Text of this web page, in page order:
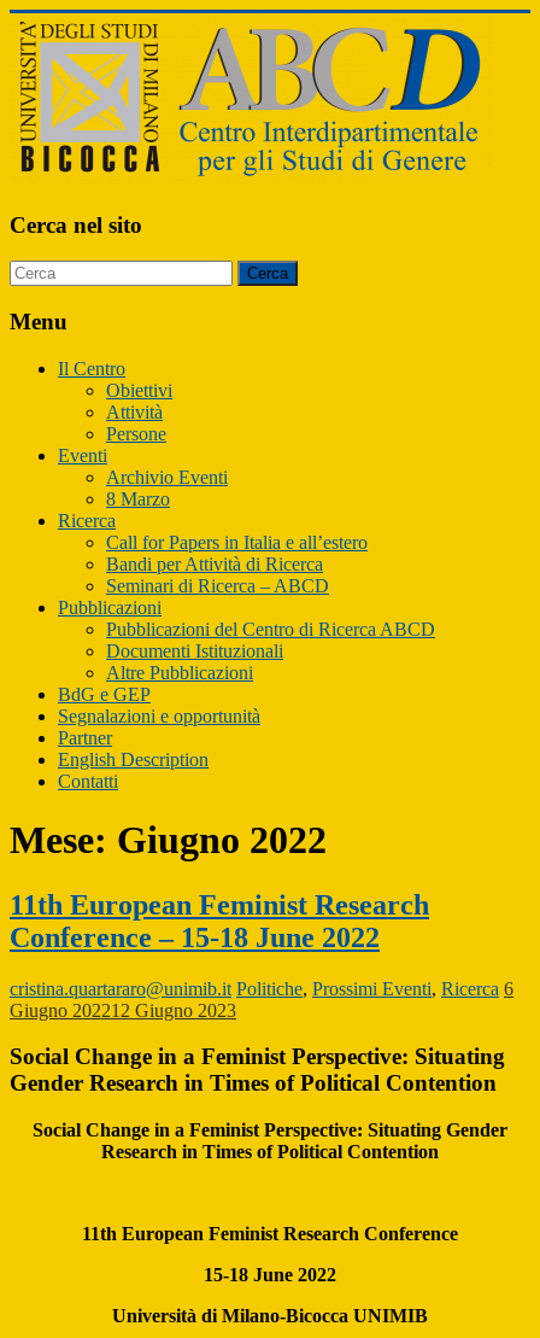
ABCD
Centro
Interdipartimentale
per
gli
Cerca nel sito
Menu
Il Centro
Obiettivi
Attività
Persone
Eventi
Archivio Eventi
8 Marzo
Ricerca
Call for Papers in Italia e all’estero
Bandi per Attività di Ricerca
Seminari di Ricerca – ABCD
Pubblicazioni
Pubblicazioni del Centro di Ricerca ABCD
Documenti Istituzionali
Altre Pubblicazioni
BdG e GEP
Segnalazioni e opportunità
Partner
English Description
Contatti
Mese: Giugno 2022
11th European Feminist Research
Conference – 15-18 June 2022
cristina.quartararo@unimib.it Politiche, Prossimi Eventi, Ricerca 6
Giugno 202212 Giugno 2023
Social Change in a Feminist Perspective: Situating
Gender Research in Times of Political Contention
Social Change in a Feminist Perspective: Situating Gender
Research in Times of Political Contention
11th European Feminist Research Conference
15-18 June 2022
Università di Milano-Bicocca UNIMIB